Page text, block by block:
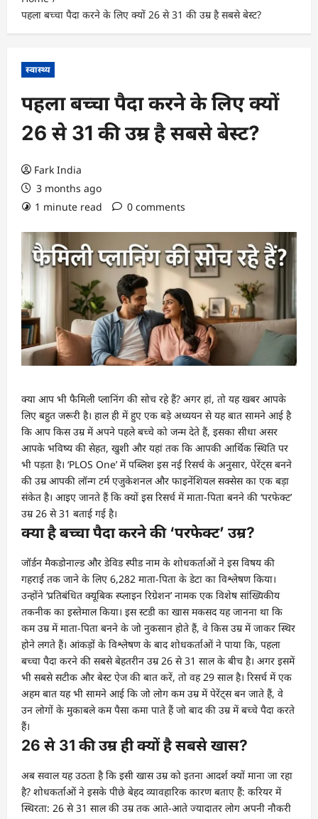
पहला बच्चा पैदा करने के लिए क्यों 26 से 31 की उम्र है सबसे बेस्ट?
स्वास्थ्य
पहला बच्चा पैदा करने के लिए क्यों
26 से 31 की उम्र है सबसे बेस्ट?
Fark India
3 months ago
1 minute read
0 comments
क्या आप भी फैमिली प्लानिंग की सोच रहे हैं? अगर हां, तो यह खबर आपके
लिए बहुत जरूरी है। हाल ही में हुए एक बड़े अध्ययन से यह बात सामने आई है
कि आप किस उम्र में अपने पहले बच्चे को जन्म देते हैं, इसका सीधा असर
आपके भविष्य की सेहत, खुशी और यहां तक कि आपकी आर्थिक स्थिति पर
भी पड़ता है। ‘PLOS One’ में पब्लिश इस नई रिसर्च के अनुसार, पेरेंट्स बनने
की उम्र आपकी लॉन्ग टर्म एजुकेशनल और फाइनेंशियल सक्सेस का एक बड़ा
संकेत है। आइए जानते हैं कि क्यों इस रिसर्च में माता-पिता बनने की ‘परफेक्ट’
उम्र 26 से 31 बताई गई है।
क्या है बच्चा पैदा करने की ‘परफेक्ट’ उम्र?
जॉर्डन मैकडोनाल्ड और डेविड स्पीड नाम के शोधकर्ताओं ने इस विषय की
गहराई तक जाने के लिए 6,282 माता-पिता के डेटा का विश्लेषण किया।
उन्होंने ‘प्रतिबंधित क्यूबिक स्प्लाइन रिग्रेशन’ नामक एक विशेष सांख्यिकीय
तकनीक का इस्तेमाल किया। इस स्टडी का खास मकसद यह जानना था कि
कम उम्र में माता-पिता बनने के जो नुकसान होते हैं, वे किस उम्र में जाकर स्थिर
होने लगते हैं। आंकड़ों के विश्लेषण के बाद शोधकर्ताओं ने पाया कि, पहला
बच्चा पैदा करने की सबसे बेहतरीन उम्र 26 से 31 साल के बीच है। अगर इसमें
भी सबसे सटीक और बेस्ट ऐज की बात करें, तो वह 29 साल है। रिसर्च में एक
अहम बात यह भी सामने आई कि जो लोग कम उम्र में पेरेंट्स बन जाते हैं, वे
उन लोगों के मुकाबले कम पैसा कमा पाते हैं जो बाद की उम्र में बच्चे पैदा करते
हैं।
26 से 31 की उम्र ही क्यों है सबसे खास?
अब सवाल यह उठता है कि इसी खास उम्र को इतना आदर्श क्यों माना जा रहा
है? शोधकर्ताओं ने इसके पीछे बेहद व्यावहारिक कारण बताए हैं: करियर में
स्थिरता: 26 से 31 साल की उम्र तक आते-आते ज्यादातर लोग अपनी नौकरी